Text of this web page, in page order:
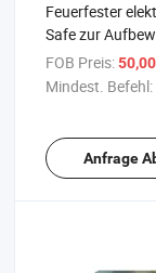
Feuerfester
Safe zur
Unterlagen
FOB Preis:
Mindest. Befehl:
Anfrage